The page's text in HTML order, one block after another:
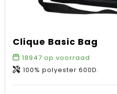
Clique Basic Bag
18947 op voorraad
100% polyester 600D.